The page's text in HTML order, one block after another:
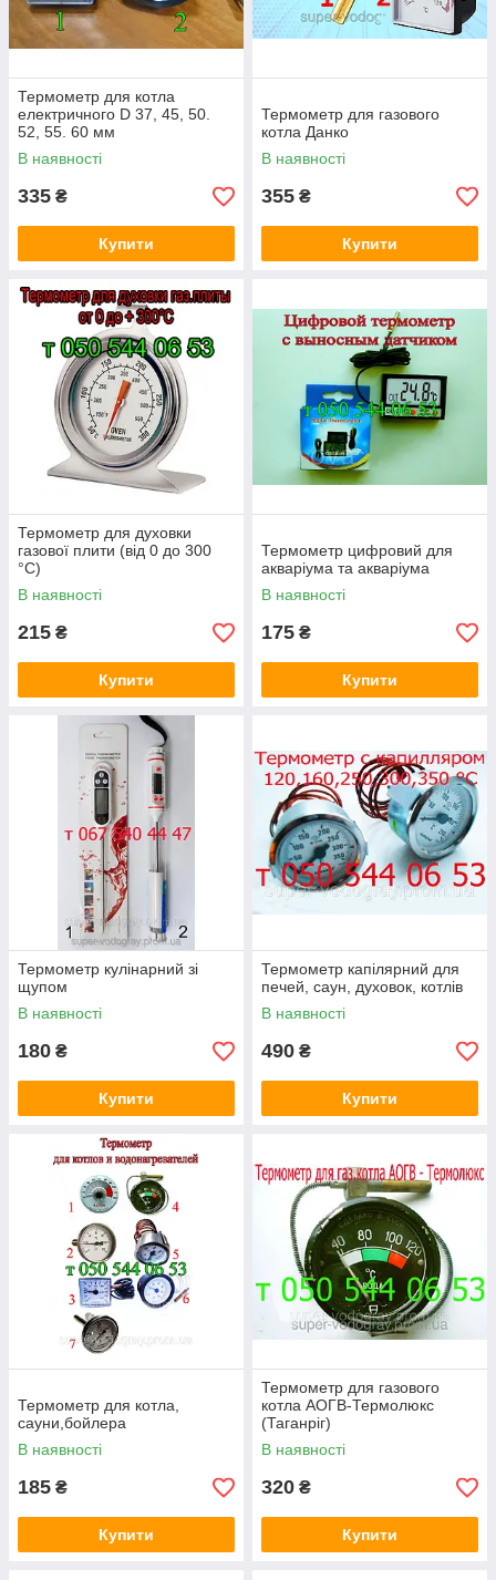
Термометр для котла
електричного D 37, 45, 50.
52, 55. 60 мм
В наявності
335 ₴
Купити
Термометр для газового
котла Данко
В наявності
355 ₴
Купити
Термометр для духовки
газової плити (від 0 до 300
°C)
В наявності
215 ₴
Купити
Термометр цифровий для
акваріума та акваріума
В наявності
175 ₴
Купити
Термометр кулінарний зі
щупом
В наявності
180 ₴
Купити
Термометр капілярний для
печей, саун, духовок, котлів
В наявності
490 ₴
Купити
Термометр для котла,
сауни,бойлера
В наявності
185 ₴
Купити
Термометр для газового
котла АОГВ-Термолюкс
(Таганріг)
В наявності
320 ₴
Купити